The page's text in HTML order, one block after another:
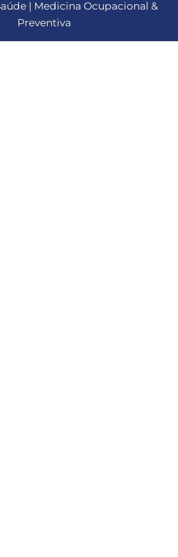
| Medicina Ocupacional &
Preventiva